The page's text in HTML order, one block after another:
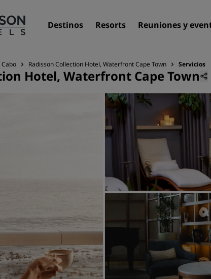
Destinos Resorts Reuniones y
Radisson Collection Hotel, Waterfront Cape Town Servicios
Hotel, Waterfront Cape Town